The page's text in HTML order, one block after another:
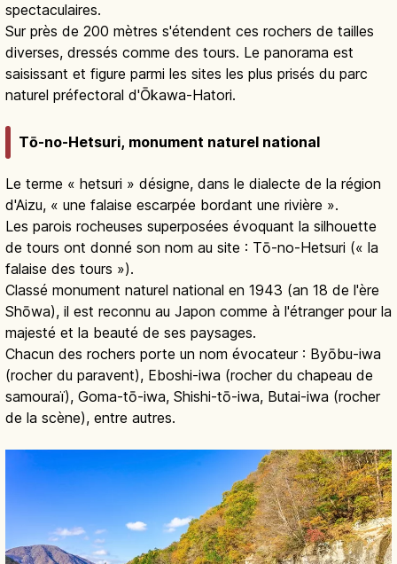
spectaculaires.
Sur près de 200 mètres s'étendent ces rochers de tailles
diverses, dressés comme des tours. Le panorama est
saisissant et figure parmi les sites les plus prisés du parc
naturel préfectoral d'Ōkawa-Hatori.
Tō-no-Hetsuri, monument naturel national
Le terme « hetsuri » désigne, dans le dialecte de la région
d'Aizu, « une falaise escarpée bordant une rivière ».
Les parois rocheuses superposées évoquant la silhouette
de tours ont donné son nom au site : Tō-no-Hetsuri (« la
falaise des tours »).
Classé monument naturel national en 1943 (an 18 de l'ère
Shōwa), il est reconnu au Japon comme à l'étranger pour la
majesté et la beauté de ses paysages.
Chacun des rochers porte un nom évocateur : Byōbu-iwa
(rocher du paravent), Eboshi-iwa (rocher du chapeau de
samouraï), Goma-tō-iwa, Shishi-tō-iwa, Butai-iwa (rocher
de la scène), entre autres.